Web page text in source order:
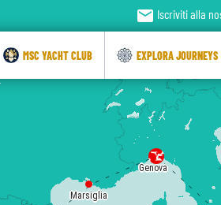
Marsiglia
Genova
email Iscriviti alla
MSC YACHT CLUB EXPLORA JOURNEYS